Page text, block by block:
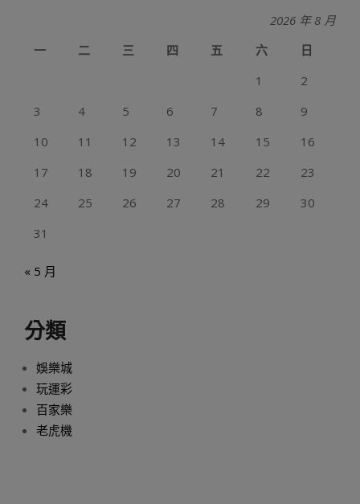
2026 年 8 月
一
二 三 四 五 六
日
1
2
3
4 5 6 7 8
9
10
11 12 13 14 15
16
17
18 19 20 21 22
23
24
25 26 27 28 29
30
31
« 5 月
分類
娛樂城
玩運彩
百家樂
老虎機